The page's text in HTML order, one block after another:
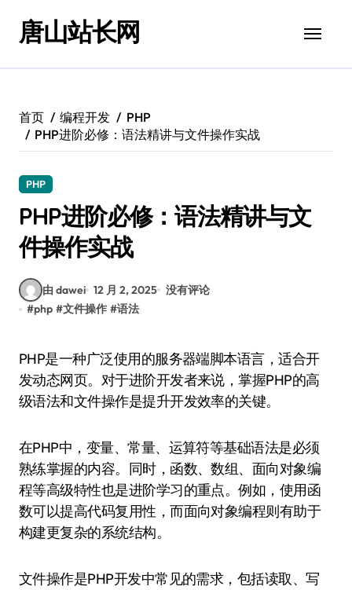
唐山站长网
首页 编程开发
PHP
PHP进阶必修：语法精讲与文件操作实战
PHP
PHP进阶必修：语法精讲与文
件操作实战
由 dawei 12 月 2, 2025 没有评论
#php #文件操作 #语法
PHP是一种广泛使用的服务器端脚本语言，适合开
发动态网页。对于进阶开发者来说，掌握PHP的高
级语法和文件操作是提升开发效率的关键。
在PHP中，变量、常量、运算符等基础语法是必须
熟练掌握的内容。同时，函数、数组、面向对象编
程等高级特性也是进阶学习的重点。例如，使用函
数可以提高代码复用性，而面向对象编程则有助于
构建更复杂的系统结构。
文件操作是PHP开发中常见的需求，包括读取、写